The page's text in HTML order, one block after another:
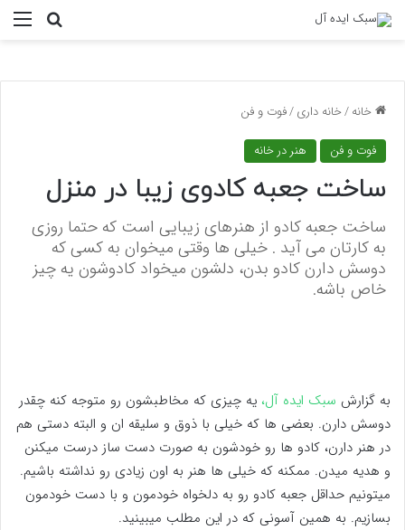
خانه/خانه داری/فوت و فن
فوت و فن هنر در خانه
ساخت جعبه کادوی زیبا در منزل
ساخت جعبه کادو از هنرهای زیبایی است که حتما روزی
به کارتان می آید . خیلی ها وقتی میخوان به کسی که
دوسش دارن کادو بدن، دلشون میخواد کادوشون یه چیز
خاص باشه.
به گزارش سبک ایده آل، یه چیزی که مخاطبشون رو متوجه کنه چقدر
دوسش دارن. بعضی ها که خیلی با ذوق و سلیقه ان و البته دستی هم
در هنر دارن، کادو ها رو خودشون به صورت دست ساز درست میکنن
و هدیه میدن. ممکنه که خیلی ها هنر به اون زیادی رو نداشته باشیم.
میتونیم حداقل جعبه کادو رو به دلخواه خودمون و با دست خودمون
بسازیم. به همین آسونی که در این مطلب میبینید.